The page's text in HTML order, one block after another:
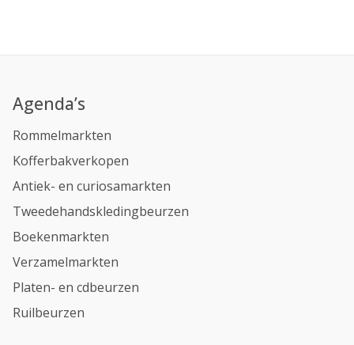
Agenda’s
Rommelmarkten
Kofferbakverkopen
Antiek- en curiosamarkten
Tweedehandskledingbeurzen
Boekenmarkten
Verzamelmarkten
Platen- en cdbeurzen
Ruilbeurzen